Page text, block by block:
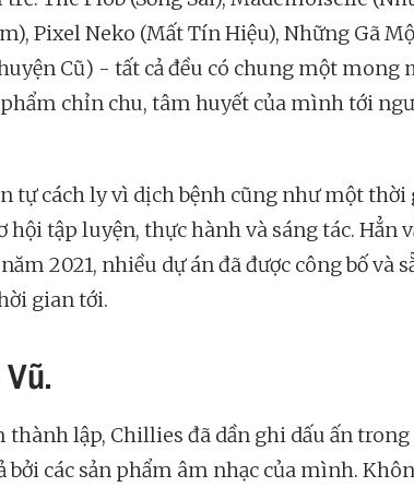
Pixel Neko (Mất Tín Hiệu), Những Gã
Cũ) - tất cả đều có chung một mong
chỉn chu, tâm huyết của mình tới
tự cách ly vì dịch bệnh cũng như một thời
hội tập luyện, thực hành và sáng tác. Hẳn
2021, nhiều dự án đã được công bố và
gian tới.
thành lập, Chillies đã dần ghi dấu ấn
các sản phẩm âm nhạc của mình.